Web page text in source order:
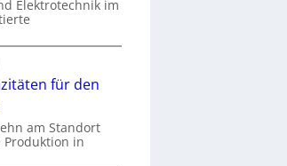
Elektrotechnik im
für den
am Standort
in